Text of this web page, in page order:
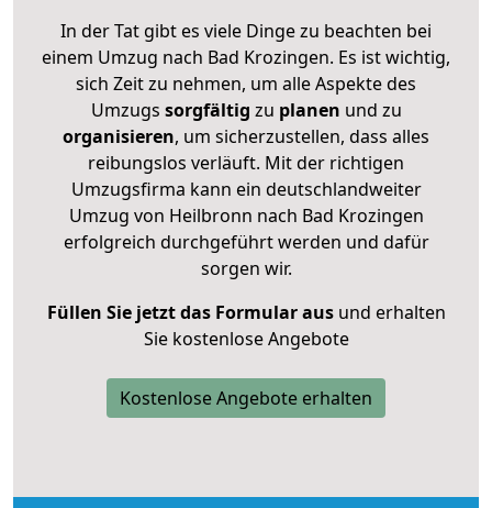
In der Tat gibt es viele Dinge zu beachten bei
einem Umzug nach Bad Krozingen. Es ist wichtig,
sich Zeit zu nehmen, um alle Aspekte des
Umzugs sorgfältig zu planen und zu
organisieren, um sicherzustellen, dass alles
reibungslos verläuft. Mit der richtigen
Umzugsfirma kann ein deutschlandweiter
Umzug von Heilbronn nach Bad Krozingen
erfolgreich durchgeführt werden und dafür
sorgen wir.
Füllen Sie jetzt das Formular ausund erhalten
Sie kostenlose Angebote
Kostenlose Angebote erhalten